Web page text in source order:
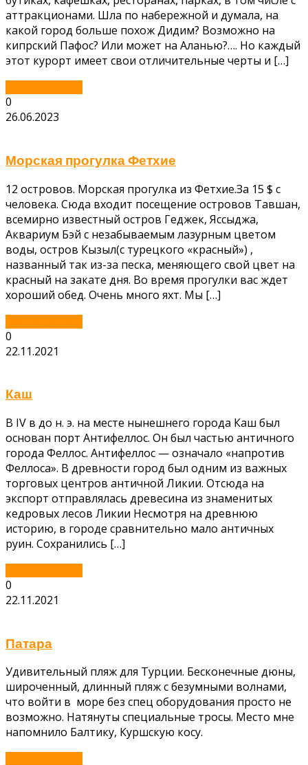
аттракционами. Шла по набережной и думала, на
какой город больше похож Дидим? Возможно на
кипрский Пафос? Или может на Аланью?…. Но каждый
этот курорт имеет свои отличительные черты и […]
0
26.06.2023
Морская прогулка Фетхие
12 островов. Морская прогулка из Фетхие.За 15 $ с
человека. Сюда входит посещение островов Тавшан,
всемирно известный остров Геджек, Яссыджа,
Аквариум Бэй с незабываемым лазурным цветом
воды, остров Кызыл(с турецкого «красный») ,
названный так из-за песка, меняющего свой цвет на
красный на закате дня. Во время прогулки вас ждет
хороший обед. Очень много яхт. Мы […]
0
22.11.2021
Каш
В IV в до н. э. на месте нынешнего города Каш был
основан порт Антифеллос. Он был частью античного
города Феллос. Антифеллос — означало «напротив
Феллоса». В древности город был одним из важных
торговых центров античной Ликии. Отсюда на
экспорт отправлялась древесина из знаменитых
кедровых лесов Ликии Несмотря на древнюю
историю, в городе сравнительно мало античных
руин. Сохранились […]
0
22.11.2021
Патара
Удивительный пляж для Турции. Бесконечные дюны,
широченный, длинный пляж с безумными волнами,
что войти в море без спец оборудования просто не
возможно. Натянуты специальные тросы. Место мне
напомнило Балтику, Куршскую косу.